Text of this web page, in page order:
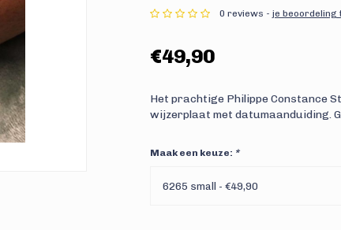
0 reviews - je beoordeling
€49,90
Het prachtige Philippe Constance
wijzerplaat met datumaanduiding.
Maak een keuze: *
6265 small - €49,90